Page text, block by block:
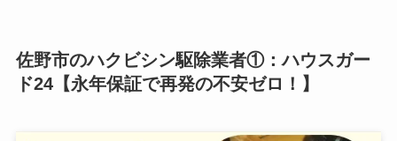
佐野市のハクビシン駆除業者①：ハウスガー
ド24【永年保証で再発の不安ゼロ！】